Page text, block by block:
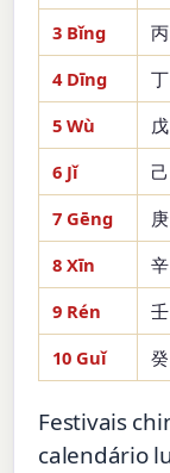
3 Bǐng
丙
4 Dīng
丁
5 Wù
戊
6 Jǐ
己
7 Gēng
庚
8 Xīn
辛
9 Rén
壬
10 Guǐ
癸
Festivais
calendário